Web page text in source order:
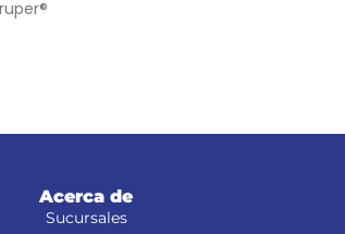
Acerca de
Sucursales